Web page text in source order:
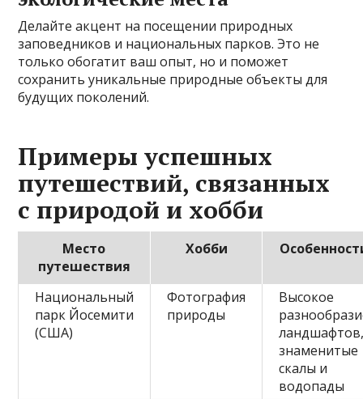
Делайте акцент на посещении природных
заповедников и национальных парков. Это не
только обогатит ваш опыт, но и поможет
сохранить уникальные природные объекты для
будущих поколений.
Примеры успешных
путешествий, связанных
с природой и хобби
Место
путешествия
Хобби
Национальный
парк Йосемити
(США)
Фотография
природы
Высокое
знаменитые
скалы и
водопады